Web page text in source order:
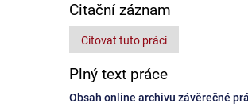
Citační záznam
Citovat tuto práci
Plný text práce
Obsah online archivu závěrečné